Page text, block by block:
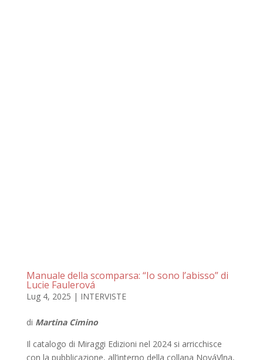
Manuale della scomparsa: “Io sono l’abisso” di
Lucie Faulerová
Lug 4, 2025 | INTERVISTE
di Martina Cimino
Il catalogo di Miraggi Edizioni nel 2024 si arricchisce
con la pubblicazione, all’interno della collana NováVlna,